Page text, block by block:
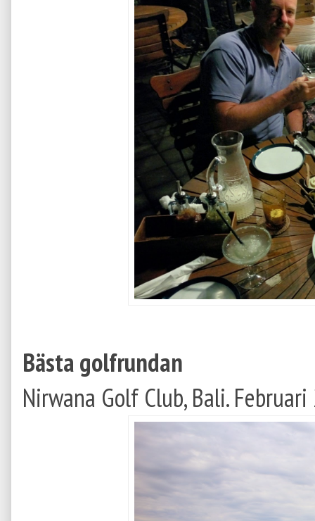
Bästa golfrundan
Nirwana Golf Club, Bali.